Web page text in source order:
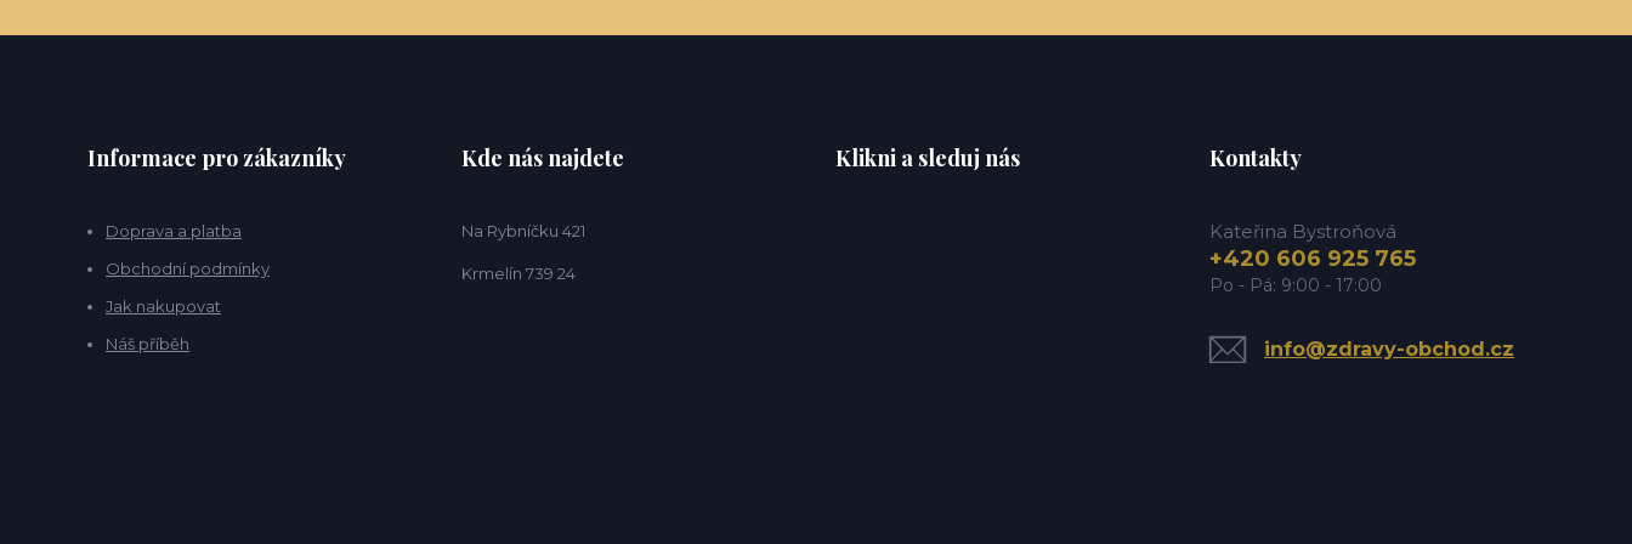
Informace pro zákazníky
Doprava a platba
Obchodní podmínky
Jak nakupovat
Náš příběh
Kde nás najdete
Na Rybníčku 421
Krmelín 739 24
Klikni a sleduj nás Kontakty
Kateřina Bystroňová
+420 606 925 765
Po - Pá: 9:00 - 17:00
info@zdravy-obchod.cz